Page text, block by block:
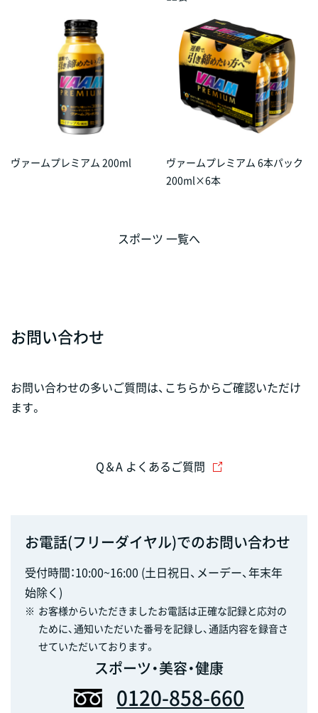
ヴァームプレミアム 200ml
ヴァームプレミアム 6本パック
200ml×6本
スポーツ 一覧へ
お問い合わせ
お問い合わせの多いご質問は、こちらからご確認いただけ
ます。
Q＆A よくあるご質問
お電話(フリーダイヤル)でのお問い合わせ
受付時間：10:00~16:00 (土日祝日、メーデー、年末年
始除く)
※ お客様からいただきましたお電話は正確な記録と応対の
ために、通知いただいた番号を記録し、通話内容を録音さ
せていただいております。
スポーツ・美容・健康
0120-858-660